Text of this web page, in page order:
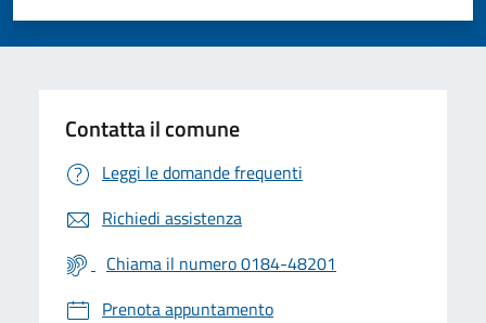
Valuta 5 stelle su 5
Valuta 4 stelle su 5
Valuta 3 stelle su 5
Valuta 2 stelle su 5
Valuta 1 stelle su 5
Contatta il comune
Leggi le domande frequenti
Richiedi assistenza
Chiama il numero 0184-48201
Prenota appuntamento